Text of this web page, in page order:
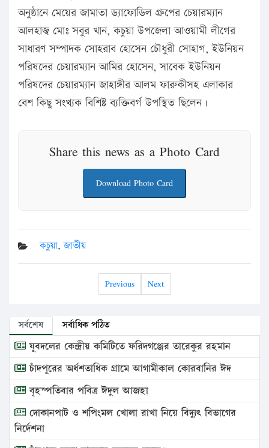
অনুষ্ঠানে মেয়ের জামাতা ড্যাফোডিল গ্রুপের চেয়ারম্যান
আলহাজ্ব মোঃ সবুর খান, কচুয়া উপজেলা আওয়ামী লীগের
সাধারণ সম্পাদক সোহরাব হোসেন চৌধুরী সোহাগ, ইউনিয়ন
পরিষদের চেয়ারম্যান আমির হোসেন, সাবেক ইউনিয়ন
পরিষদের চেয়ারম্যান জাহাঙ্গীর আলম ফারুকীসহ এলাকার
বেশ কিছু সংখ্যক বিশিষ্ট ব্যক্তিবর্গ উপস্থিত ছিলেন।
Share this news as a Photo Card
Download Photo Card
কচুয়া,জাতীয়
Previous Next
সর্বশেষ সর্বাধিক পঠিত
যুবদলের কেন্দ্রীয় কমিটিতে ফরিদগঞ্জের তারেকুর রহমান
চাঁদপুরের অর্ধশতাধিক গ্রামে আগামীকাল কোরবানির ঈদ
বৃহস্পতিবার পবিত্র ঈদুল আজহা
দোকানপাট ও শপিংমল খোলা রাখা নিয়ে বিদ্যুৎ বিভাগের
নির্দেশনা